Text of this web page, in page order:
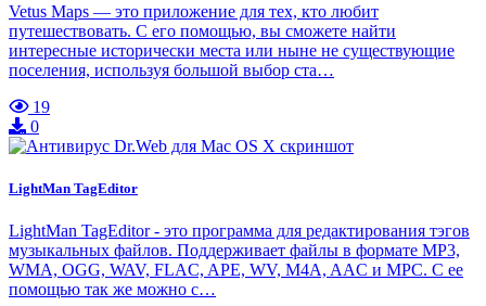
Vetus Maps — это приложение для тех, кто любит
путешествовать. С его помощью, вы сможете найти
интересные исторически места или ныне не существующие
поселения, используя большой выбор ста…
19
0
LightMan TagEditor
LightMan TagEditor - это программа для редактирования тэгов
музыкальных файлов. Поддерживает файлы в формате MP3,
WMA, OGG, WAV, FLAC, APE, WV, M4A, AAC и MPC. С ее
помощью так же можно с…